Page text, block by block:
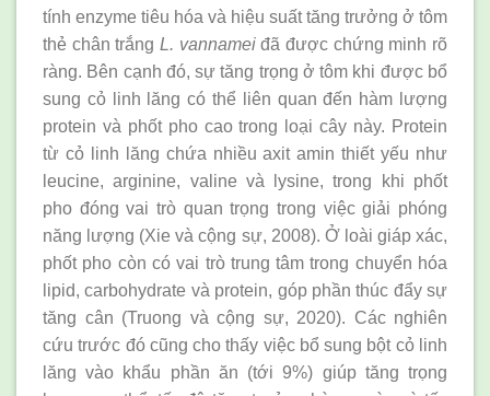
tính enzyme tiêu hóa và hiệu suất tăng trưởng ở tôm
thẻ chân trắng L. vannameiđã được chứng minh rõ
ràng. Bên cạnh đó, sự tăng trọng ở tôm khi được bổ
sung cỏ linh lăng có thể liên quan đến hàm lượng
protein và phốt pho cao trong loại cây này. Protein
từ cỏ linh lăng chứa nhiều axit amin thiết yếu như
leucine, arginine, valine và lysine, trong khi phốt
pho đóng vai trò quan trọng trong việc giải phóng
năng lượng (Xie và cộng sự, 2008). Ở loài giáp xác,
phốt pho còn có vai trò trung tâm trong chuyển hóa
lipid, carbohydrate và protein, góp phần thúc đẩy sự
tăng cân (Truong và cộng sự, 2020). Các nghiên
cứu trước đó cũng cho thấy việc bổ sung bột cỏ linh
lăng vào khẩu phần ăn (tới 9%) giúp tăng trọng